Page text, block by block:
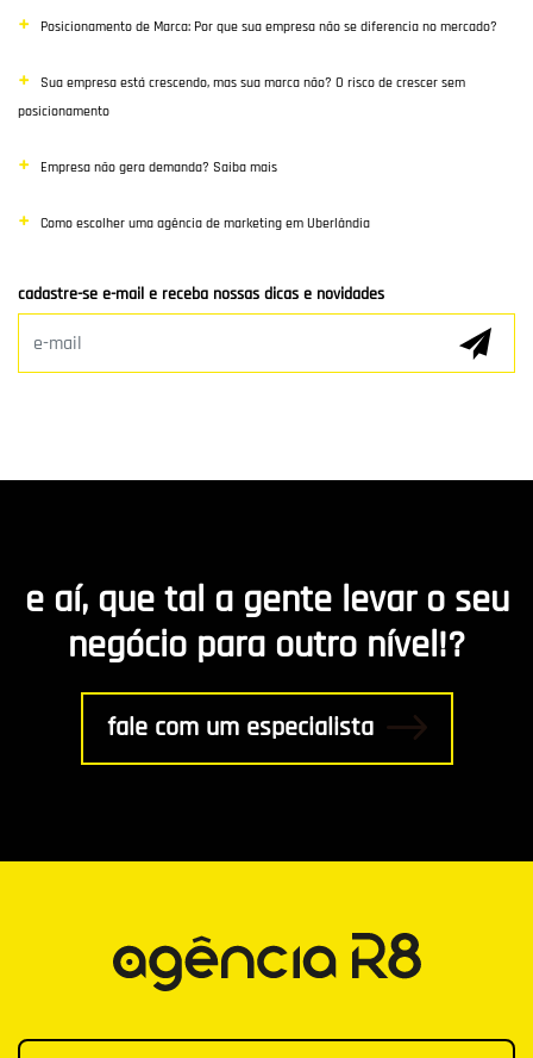
Poisiconamento e Branding
SEO
Marketing Digital
Desenvolvimento de app
R8 Indica
Gestão
Posicionamento de Marca: Por que sua empresa não se diferencia no mercado?
Sua empresa está crescendo, mas sua marca não? O risco de crescer sem
posicionamento
Empresa não gera demanda? Saiba mais
Como escolher uma agência de marketing em Uberlândia
cadastre-se e-mail e receba nossas dicas e novidades
e aí, que tal a gente levar o seu
negócio para outro nível!?
fale com um especialista